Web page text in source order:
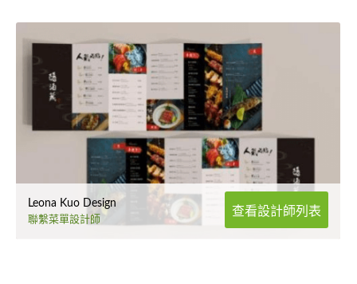
Leona Kuo Design
聯繫菜單設計師
查看設計師列表